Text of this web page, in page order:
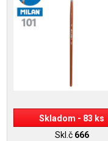
Skladom - 83 ks
Skl.č 666